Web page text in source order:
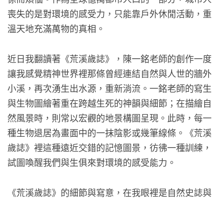
喪失的是對環境的感受力，只能靠戶外休閒活動，重
溫天地充滿萬物的真相。
近日我翻讀著《荒溪歲誌》，陳一銘老師的創作一度
讓我感覺精神世界裡那條曾經連結自然與人世的牆外
小溪，再次湧生出水源，重新淌流。一銘老師的寫生
與生物圖繪著重在跨越生死的神韻與細節；在描繪自
然風景時，則常以宏觀的地景構圖呈現。此時，每一
種生物退居為畫面中的一抹陰影或幾筆線條。《荒溪
歲誌》裡這種遠近交錯的記憶圖景，彷彿一種訓練，
試圖喚醒我們與生俱來對環境的感受能力。
《荒溪歲誌》的細節與寫意，在我眼裡是自然史誌與